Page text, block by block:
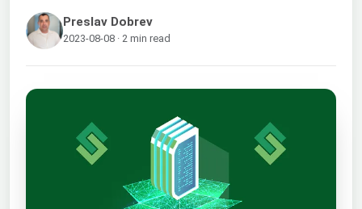
Preslav Dobrev
2023-08-08 · 2 min read